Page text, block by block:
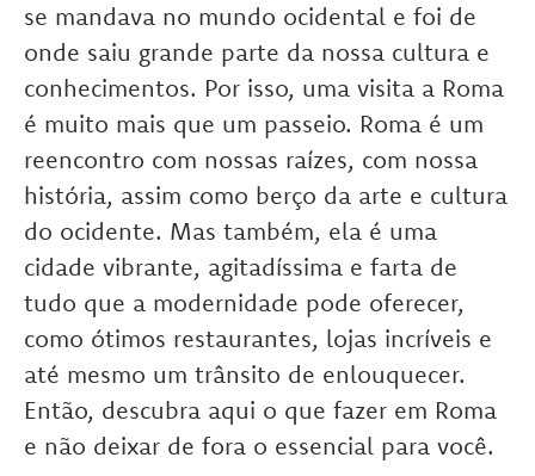
se mandava no mundo ocidental e foi de
onde saiu grande parte da nossa cultura e
conhecimentos. Por isso, uma visita a Roma
é muito mais que um passeio. Roma é um
reencontro com nossas raízes, com nossa
história, assim como berço da arte e cultura
do ocidente. Mas também, ela é uma
cidade vibrante, agitadíssima e farta de
tudo que a modernidade pode oferecer,
como ótimos restaurantes, lojas incríveis e
até mesmo um trânsito de enlouquecer.
Então, descubra aqui o que fazer em Roma
e não deixar de fora o essencial para você.